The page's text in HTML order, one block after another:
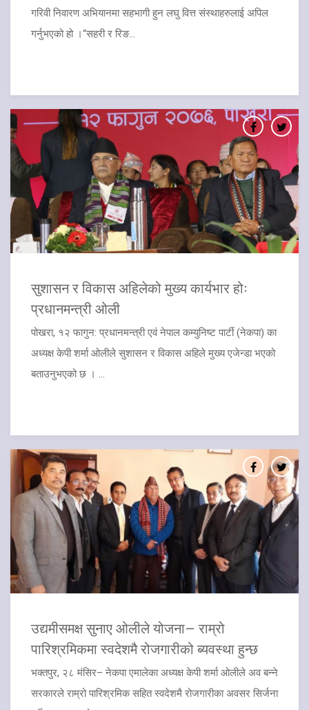
गरिवी निवारण अभियानमा सहभागी हुन लघु वित्त संस्थाहरुलाई अपिल
गर्नुभएको हो ।“सहरी र रिङ...
​सुशासन र विकास अहिलेको मुख्य कार्यभार होः
प्रधानमन्त्री ओली
पोखरा, १२ फागुन: प्रधानमन्त्री एवं नेपाल कम्युनिष्ट पार्टी (नेकपा) का
अध्यक्ष केपी शर्मा ओलीले सुशासन र विकास अहिले मुख्य एजेन्डा भएको
बताउनुभएको छ । ...
उद्यमीसमक्ष सुनाए ओलीले योजना– राम्रो
पारिश्रमिकमा स्वदेशमै रोजगारीको ब्यवस्था हुन्छ
भक्तपुर, २८ मंसिर– नेकपा एमालेका अध्यक्ष केपी शर्मा ओलीले अव बन्ने
सरकारले राम्रो पारिश्रमिक सहित स्वदेशमै रोजगारीका अवसर सिर्जना